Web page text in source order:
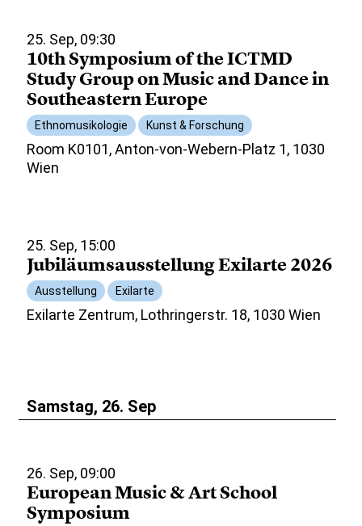
25. Sep, 09:30
10th Symposium of the ICTMD
Study Group on Music and Dance in
Southeastern Europe
Ethnomusikologie Kunst & Forschung
Room K0101, Anton-von-Webern-Platz 1, 1030
Wien
25. Sep, 15:00
Jubiläumsausstellung Exilarte 2026
Ausstellung Exilarte
Exilarte Zentrum, Lothringerstr. 18, 1030 Wien
Samstag, 26. Sep
26. Sep, 09:00
European Music & Art School
Symposium